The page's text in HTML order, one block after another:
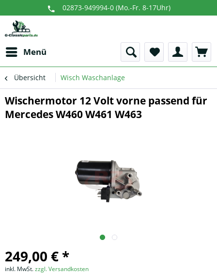
02873-949994-0 (Mo.-Fr. 8-17Uhr)
Menü
Übersicht Wisch Waschanlage
Wischermotor 12 Volt vorne passend für
Mercedes W460 W461 W463
249,00 € *
inkl. MwSt.zzgl. Versandkosten